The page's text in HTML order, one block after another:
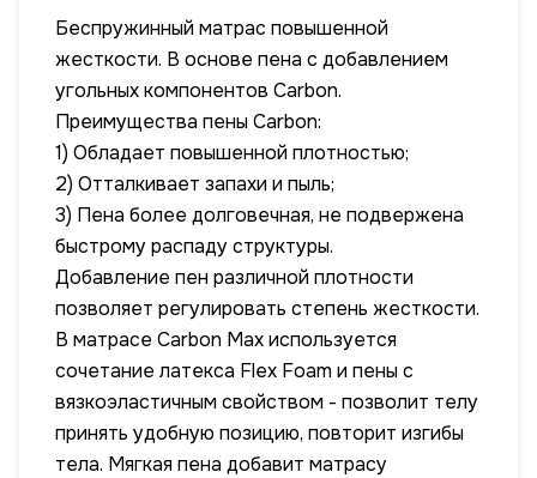
Беспружинный матрас повышенной
жесткости. В основе пена с добавлением
угольных компонентов Carbon.
Преимущества пены Carbon:
1) Обладает повышенной плотностью;
2) Отталкивает запахи и пыль;
3) Пена более долговечная, не подвержена
быстрому распаду структуры.
Добавление пен различной плотности
позволяет регулировать степень жесткости.
В матрасе Carbon Max используется
сочетание латекса Flex Foam и пены с
вязкоэластичным свойством - позволит телу
принять удобную позицию, повторит изгибы
тела. Мягкая пена добавит матрасу